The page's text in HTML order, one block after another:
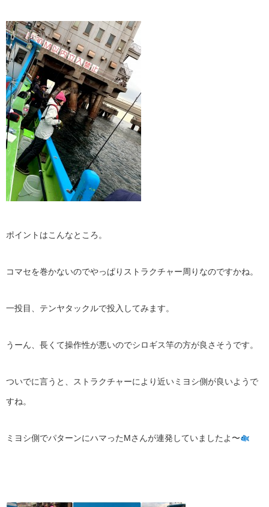
ポイントはこんなところ。
コマセを巻かないのでやっぱりストラクチャー周りなのですかね。
一投目、テンヤタックルで投入してみます。
うーん、長くて操作性が悪いのでシロギス竿の方が良さそうです。
ついでに言うと、ストラクチャーにより近いミヨシ側が良いようで
すね。
ミヨシ側でパターンにハマったMさんが連発していましたよ〜